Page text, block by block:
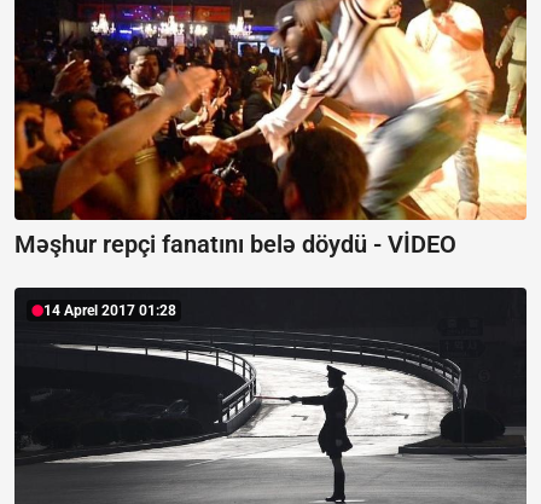
Məşhur repçi fanatını belə döydü - VİDEO
14 Aprel 2017 01:28